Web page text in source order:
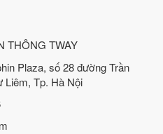
THÔNG TWAY
Plaza, số 28 đường Trần
Liêm, Tp. Hà Nội